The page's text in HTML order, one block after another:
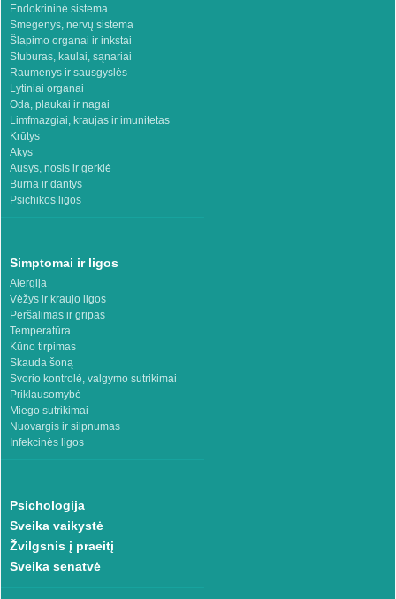
Endokrininė sistema
Smegenys, nervų sistema
Šlapimo organai ir inkstai
Stuburas, kaulai, sąnariai
Raumenys ir sausgyslės
Lytiniai organai
Oda, plaukai ir nagai
Limfmazgiai, kraujas ir imunitetas
Krūtys
Akys
Ausys, nosis ir gerklė
Burna ir dantys
Psichikos ligos
Simptomai ir ligos
Alergija
Vėžys ir kraujo ligos
Peršalimas ir gripas
Temperatūra
Kūno tirpimas
Skauda šoną
Svorio kontrolė, valgymo sutrikimai
Priklausomybė
Miego sutrikimai
Nuovargis ir silpnumas
Infekcinės ligos
Psichologija
Sveika vaikystė
Žvilgsnis į praeitį
Sveika senatvė